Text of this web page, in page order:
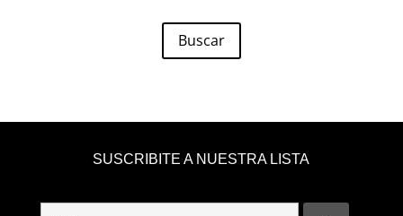
Buscar
SUSCRIBITE A NUESTRA LISTA